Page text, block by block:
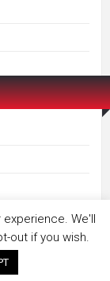
by
We'll
out if you wish.